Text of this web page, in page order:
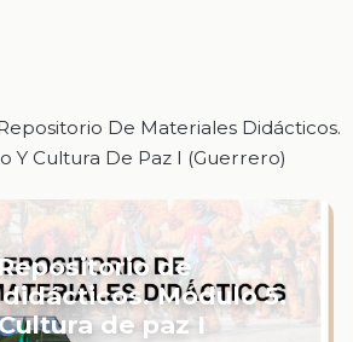
De Materiales Didácticos.
Y Cultura De Paz I (Guerrero)
de
Módulo 5.
de paz I